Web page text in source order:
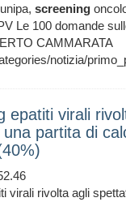
screening
Le 100 domande
CAMMARATA
notizia/
epatiti virali
partita di
virali rivolta agli